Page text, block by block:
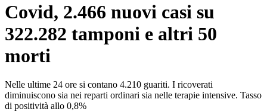
Covid, 2.466 nuovi casi su
322.282 tamponi e altri 50
morti
Nelle ultime 24 ore si contano 4.210 guariti. I ricoverati
diminuiscono sia nei reparti ordinari sia nelle terapie intensive. Tasso
di positività allo 0,8%